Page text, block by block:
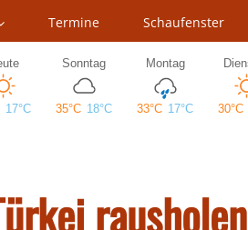
Termine Schaufenster
rausholen